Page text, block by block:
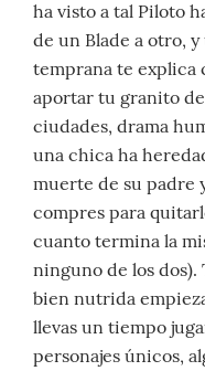
ha visto a tal Piloto
de un Blade a otro,
temprana te explica
aportar tu granito
ciudades, drama
una chica ha
muerte de su padre
compres para
cuanto termina la
ninguno de los dos).
bien nutrida
llevas un tiempo
personajes únicos,